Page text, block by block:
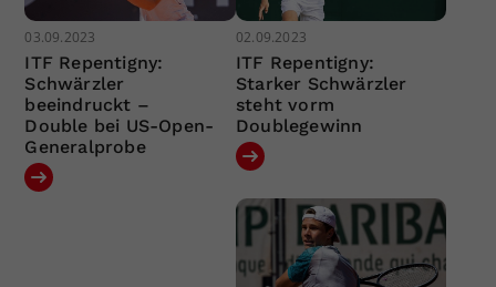
03.09.2023
ITF Repentigny:
Schwärzler
beeindruckt –
Double bei US-Open-
Generalprobe
02.09.2023
ITF Repentigny:
Starker Schwärzler
steht vorm
Doublegewinn